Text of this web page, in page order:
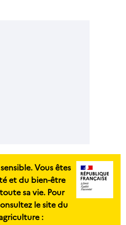
Vous êtes
et du bien-être
sa vie. Pour
le site du
: